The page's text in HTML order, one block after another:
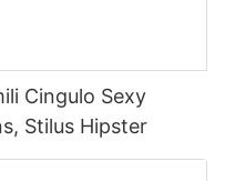
Cingulo Sexy
Stilus Hipster